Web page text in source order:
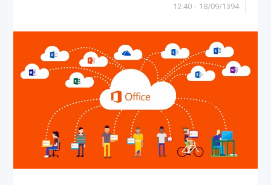
18/09/1394 - 12:40